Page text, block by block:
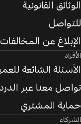
الوثائق القانونية
للتواصل
الإبلاغ عن المخالفات
الأفراد
الأسئلة الشائعة
تواصل معنا عبر
حماية المشتري
الشركاء